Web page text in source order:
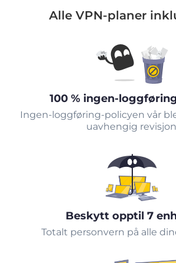
Alle VPN-planer
100 % ingen-
Ingen-loggføring-policyen vår
uavhengig
Beskytt opptil 7
Totalt personvern på alle